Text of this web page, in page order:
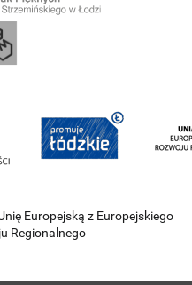
Europejską z Europejskiego
Regionalnego